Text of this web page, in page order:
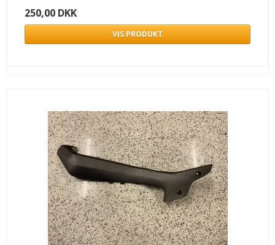
250,00 DKK
VIS PRODUKT